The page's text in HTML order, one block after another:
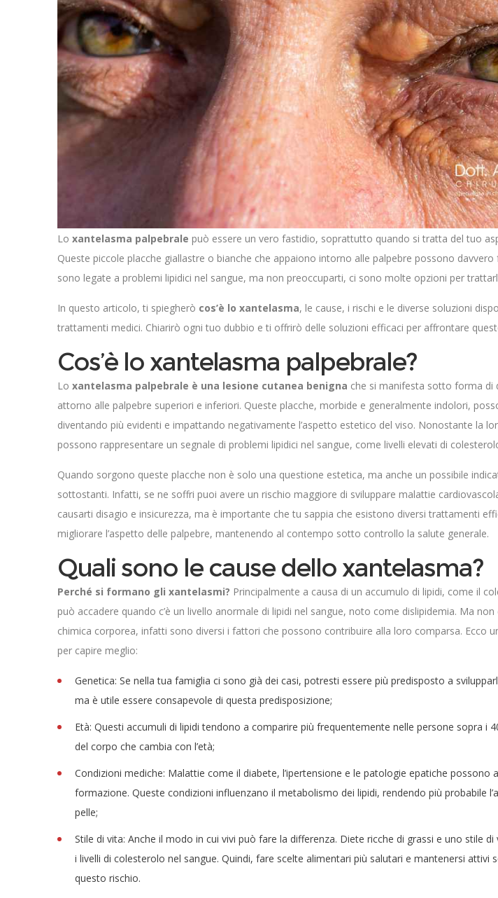
Lo xantelasma palpebrale può essere un vero fastidio, soprattutto quando si tratta del tuo
Queste piccole placche giallastre o bianche che appaiono intorno alle palpebre possono
sono legate a problemi lipidici nel sangue, ma non preoccuparti, ci sono molte opzioni per
In questo articolo, ti spiegherò cos’è lo xantelasma, le cause, i rischi e le diverse soluzioni
trattamenti medici. Chiarirò ogni tuo dubbio e ti offrirò delle soluzioni efficaci per affrontare
Cos’è lo xantelasma palpebrale?
Lo xantelasma palpebrale è una lesione cutanea benigna che si manifesta sotto forma di
attorno alle palpebre superiori e inferiori. Queste placche, morbide e generalmente indolori,
diventando più evidenti e impattando negativamente l’aspetto estetico del viso. Nonostante la
possono rappresentare un segnale di problemi lipidici nel sangue, come livelli elevati di
Quando sorgono queste placche non è solo una questione estetica, ma anche un possibile
sottostanti. Infatti, se ne soffri puoi avere un rischio maggiore di sviluppare malattie
causarti disagio e insicurezza, ma è importante che tu sappia che esistono diversi trattamenti
migliorare l’aspetto delle palpebre, mantenendo al contempo sotto controllo la salute generale.
Quali sono le cause dello xantelasma?
Perché si formano gli xantelasmi? Principalmente a causa di un accumulo di lipidi, come il
può accadere quando c’è un livello anormale di lipidi nel sangue, noto come dislipidemia. Ma
chimica corporea, infatti sono diversi i fattori che possono contribuire alla loro comparsa. Ecco
per capire meglio:
Genetica: Se nella tua famiglia ci sono già dei casi, potresti essere più predisposto a
ma è utile essere consapevole di questa predisposizione;
Età: Questi accumuli di lipidi tendono a comparire più frequentemente nelle persone sopra i
del corpo che cambia con l’età;
Condizioni mediche: Malattie come il diabete, l’ipertensione e le patologie epatiche possono
formazione. Queste condizioni influenzano il metabolismo dei lipidi, rendendo più probabile
pelle;
Stile di vita: Anche il modo in cui vivi può fare la differenza. Diete ricche di grassi e uno stile
i livelli di colesterolo nel sangue. Quindi, fare scelte alimentari più salutari e mantenersi attivi
questo rischio.